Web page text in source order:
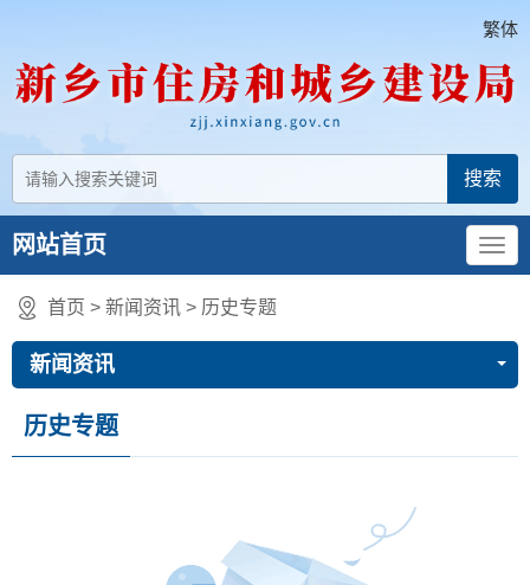
繁体
网站首页
首页 > 新闻资讯 > 历史专题
新闻资讯
历史专题